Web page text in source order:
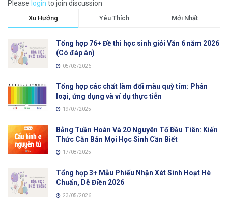
Please login to join discussion
Xu Hướng Yêu Thích Mới Nhất
Tổng hợp 76+ Đề thi học sinh giỏi Văn 6 năm 2026
(Có đáp án)
05/03/2026
Tổng hợp các chất làm đổi màu quỳ tím: Phân
loại, ứng dụng và ví dụ thực tiễn
19/07/2025
Bảng Tuần Hoàn Và 20 Nguyên Tố Đầu Tiên: Kiến
Thức Căn Bản Mọi Học Sinh Cần Biết
17/08/2025
Tổng hợp 3+ Mẫu Phiếu Nhận Xét Sinh Hoạt Hè
Chuẩn, Dễ Điền 2026
23/05/2026